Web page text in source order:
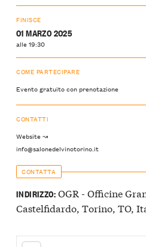
FINISCE
01 MARZO 2025
alle 19:30
COME PARTECIPARE
Evento gratuito con prenotazione
CONTATTI
Website ↝
info@salonedelvinotorino.it
CONTATTA
INDIRIZZO:OGR - Officine
Castelfidardo, Torino, TO,